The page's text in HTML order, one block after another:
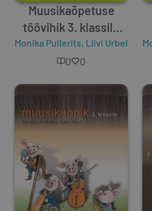
Muusikaõpetuse
töövihik 3. klassile
uus õppekava
Monika Pullerits, Liivi Urbel
0 0